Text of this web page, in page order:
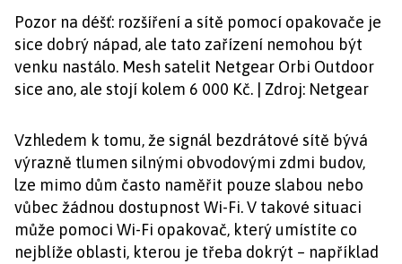
Pozor na déšť: rozšíření a sítě pomocí opakovače je
sice dobrý nápad, ale tato zařízení nemohou být
venku nastálo. Mesh satelit Netgear Orbi Outdoor
sice ano, ale stojí kolem 6 000 Kč. | Zdroj: Netgear
Vzhledem k tomu, že signál bezdrátové sítě bývá
výrazně tlumen silnými obvodovými zdmi budov,
lze mimo dům často naměřit pouze slabou nebo
vůbec žádnou dostupnost Wi-Fi. V takové situaci
může pomoci Wi-Fi opakovač, který umístíte co
nejblíže oblasti, kterou je třeba dokrýt – například